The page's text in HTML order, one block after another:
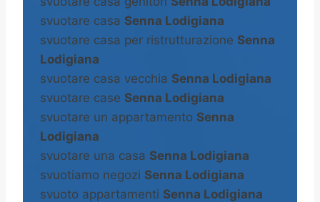
svuotare casa Senna Lodigiana
svuotare casa per ristrutturazione Senna
Lodigiana
svuotare casa vecchia Senna Lodigiana
svuotare case Senna Lodigiana
svuotare un appartamento Senna
Lodigiana
svuotare una casa Senna Lodigiana
svuotiamo negozi Senna Lodigiana
svuoto appartamenti Senna Lodigiana